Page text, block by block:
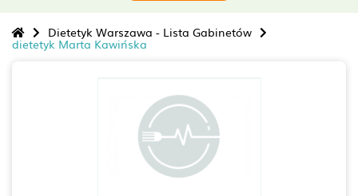
Dietetyk Warszawa - Lista Gabinetów
dietetyk Marta Kawińska